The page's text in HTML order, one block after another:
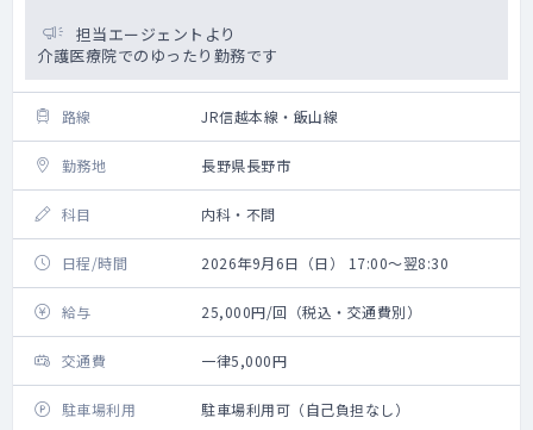
担当エージェントより
介護医療院でのゆったり勤務です
路線 JR信越本線・飯山線
勤務地 長野県長野市
科目 内科・不問
日程/時間 2026年9月6日（日） 17:00～翌8:30
給与 25,000円/回（税込・交通費別）
交通費 一律5,000円
駐車場利用 駐車場利用可（自己負担なし）